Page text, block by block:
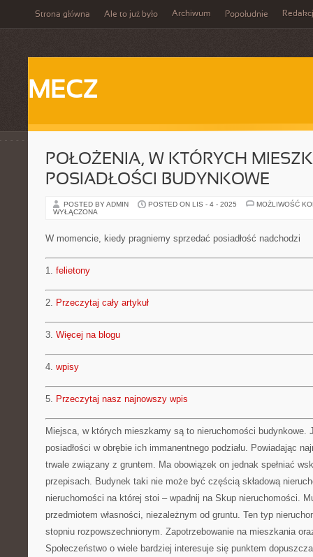
Strona główna Ale to już było Archiwum Popołudnie
MECZ
POŁOŻENIA, W KTÓRYCH
POSIADŁOŚCI BUDYNKOWE
POSTED BY ADMIN POSTED ON LIS - 4 - 2025
MOŻLIWOŚĆ
WYŁĄCZONA
W momencie, kiedy pragniemy sprzedać posiadłość nadchodzi
1. felietony
2. Przeczytaj cały artykuł
3. Więcej na blogu
4. wpisy
5. Przeczytaj nasz najnowszy wpis
Miejsca, w których mieszkamy są to nieruchomości budynkowe.
posiadłości w obrębie ich immanentnego podziału. Powiadając
trwale związany z gruntem. Ma obowiązek on jednak spełniać
przepisach. Budynek taki nie może być częścią składową
nieruchomości na której stoi – wpadnij na Skup nieruchomości.
przedmiotem własności, niezależnym od gruntu. Ten typ
stopniu rozpowszechnionym. Zapotrzebowanie na mieszkania
Społeczeństwo o wiele bardziej interesuje się punktem